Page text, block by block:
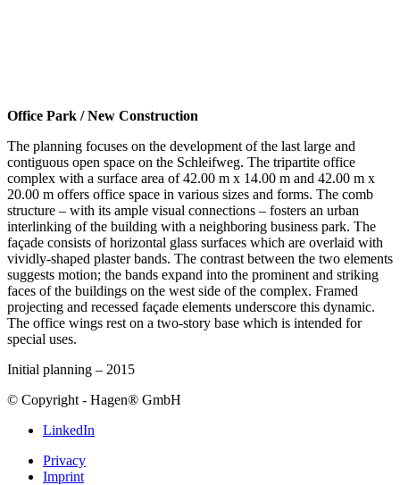
Office Park / New Construction
The planning focuses on the development of the last large and
contiguous open space on the Schleifweg. The tripartite office
complex with a surface area of 42.00 m x 14.00 m and 42.00 m x
20.00 m offers office space in various sizes and forms. The comb
structure – with its ample visual connections – fosters an urban
interlinking of the building with a neighboring business park. The
façade consists of horizontal glass surfaces which are overlaid with
vividly-shaped plaster bands. The contrast between the two elements
suggests motion; the bands expand into the prominent and striking
faces of the buildings on the west side of the complex. Framed
projecting and recessed façade elements underscore this dynamic.
The office wings rest on a two-story base which is intended for
special uses.
Initial planning – 2015
© Copyright - Hagen® GmbH
LinkedIn
Privacy
Imprint